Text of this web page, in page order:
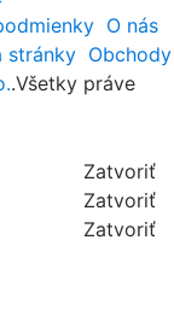
O nás
stránky Obchody
.Všetky práve
Zatvoriť
Zatvoriť
Zatvoriť